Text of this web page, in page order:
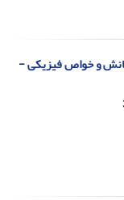
و خواص فیزیکی -